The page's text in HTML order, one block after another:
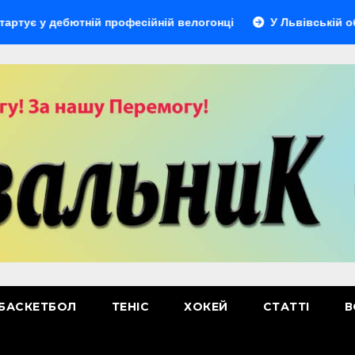
дебютній професійній велогонці У Львівській
ТЕНІС ХОКЕЙ СТАТТІ